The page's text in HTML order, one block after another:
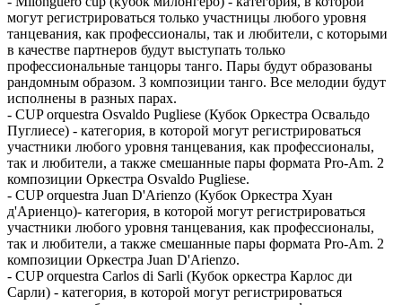
могут регистрироваться только участницы любого уровня
танцевания, как профессионалы, так и любители, с которыми
в качестве партнеров будут выступать только
профессиональные танцоры танго. Пары будут образованы
рандомным образом. 3 композиции танго. Все мелодии будут
исполнены в разных парах.
- CUP orquestra Osvaldo Pugliese (Кубок Оркестра Освальдо
Пуглиесе) - категория, в которой могут регистрироваться
участники любого уровня танцевания, как профессионалы,
так и любители, а также смешанные пары формата Pro-Am. 2
композиции Оркестра Osvaldo Pugliese.
- CUP orquestra Juan D'Arienzo (Кубок Оркестра Хуан
д'Ариенцо)- категория, в которой могут регистрироваться
участники любого уровня танцевания, как профессионалы,
так и любители, а также смешанные пары формата Pro-Am. 2
композиции Оркестра Juan D'Arienzo.
- CUP orquestra Carlos di Sarli (Кубок оркестра Карлос ди
Сарли) - категория, в которой могут регистрироваться